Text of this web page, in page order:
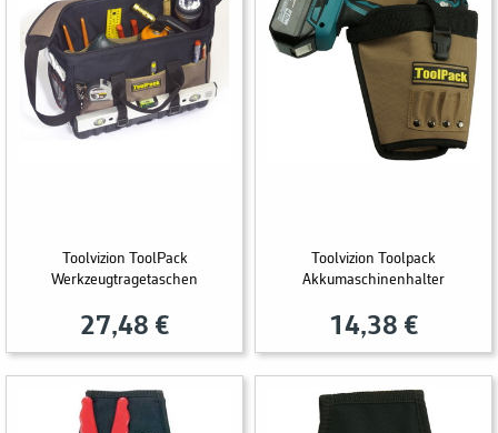
Toolvizion ToolPack
Werkzeugtragetaschen
27,48 €
Toolvizion Toolpack
Akkumaschinenhalter
14,38 €